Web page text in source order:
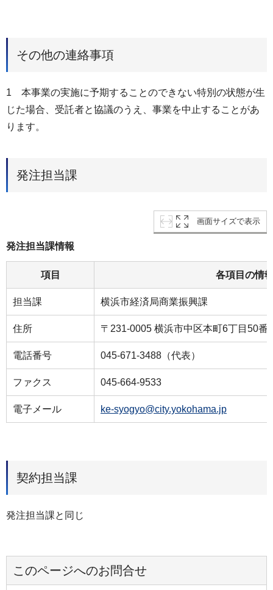
その他の連絡事項
1 本事業の実施に予期することのできない特別の状態が生
じた場合、受託者と協議のうえ、事業を中止することがあ
ります。
発注担当課
画面サイズで表示
発注担当課情報
項目 各項目の情
担当課 横浜市経済局商業振興課
住所 〒231-0005 横浜市中区本町6丁目50番
電話番号 045-671-3488（代表）
ファクス 045-664-9533
電子メール ke-syogyo@city.yokohama.jp
契約担当課
発注担当課と同じ
このページへのお問合せ